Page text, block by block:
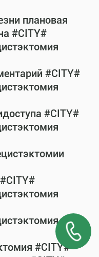
плановая
#CITY#
#CITY#
#CITY#
#CITY#